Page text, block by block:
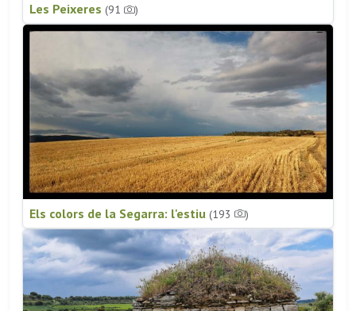
Les Peixeres (91 )
Els colors de la Segarra: l'estiu (193 )